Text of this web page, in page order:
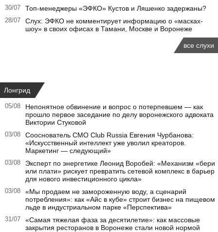
30/07 Топ-менеджеры «ЭФКО» Кустов и Ляшенко задержаны?
28/07
Слух: ЭФКО не комментирует информацию о «масках-
шоу» в своих офисах в Тамани, Москве и Воронеже
все слухи
Лонгрид
05/08
Непонятное обвинение и вопрос о потерпевшем — как
прошло первое заседание по делу воронежского адвоката
Виктории Стуковой
03/08
Сооснователь CMO Club Russia Евгения Чурбанова:
«Искусственный интеллект уже уволил креаторов.
Маркетинг — следующий»
03/08
Эксперт по энергетике Леонид Воробей: «Механизм «бери
или плати» рискует превратить сетевой комплекс в барьер
для нового инвестиционного цикла»
03/08
«Мы продаем не замороженную воду, а сценарий
потребления»: как «Айс в кубе» строит бизнес на пищевом
льде в индустриальном парке «Перспектива»
31/07
«Самая тяжелая фаза за десятилетие»: как массовые
закрытия ресторанов в Воронеже стали новой нормой